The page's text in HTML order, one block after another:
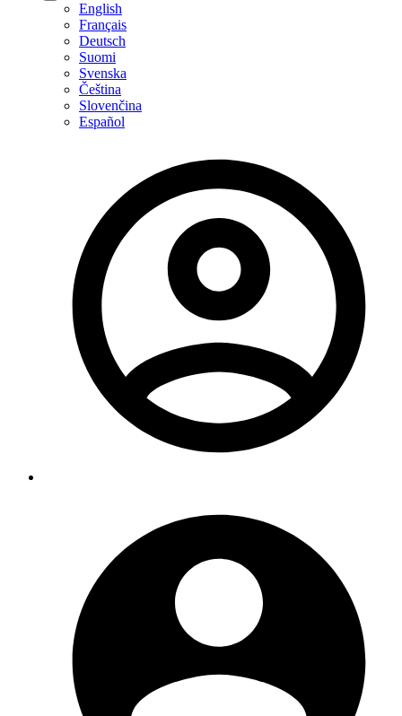
English
Français
Deutsch
Suomi
Svenska
Čeština
Slovenčina
Español